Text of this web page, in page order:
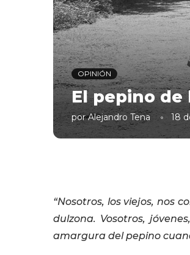
OPINIÓN
El pepino de
porAlejandro Tena 18
“Nosotros, los viejos, nos
dulzona. Vosotros,
amargura del pepino